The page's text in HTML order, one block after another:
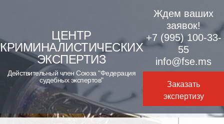
content
ЦЕНТР
КРИМИНАЛИСТИЧЕСКИХ
ЭКСПЕРТИЗ
Действительный член Союза "Федерация
судебных экспертов"
Ждем ваших
заявок!
+7 (995) 100-33-
55
info@fse.ms
Заказать
экспертизу